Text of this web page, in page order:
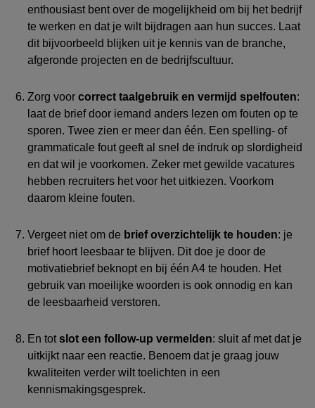
enthousiast bent over de mogelijkheid om bij het bedrijf
te werken en dat je wiltbijdragen aan hun succes. Laat
ditbijvoorbeeld blijken uit je kennis van de branche,
afgeronde projecten en de bedrijfscultuur.
Zorg voor correct taalgebruik en vermijd spelfouten:
aat de briefdoor iemand anders lezen om fouten op te
sporen. Twee zien er meer dan één. Een spelling- of
grammaticale foutgeeftal snel de indruk op slordigheid
en dat wil je voorkomen. Zeker met gewilde vacatures
hebben recruiters het voor het uitkiezen. Voorkom
daarom kleine fouten.
Vergeet niet om de briefoverzichtelijk te houden: je
brief hoort leesbaar te blijven. Dit doe je door de
motivatiebrief beknopt en bij één A4 te houden. Het
gebruik van moeilijke woorden is ook onnodig en kan
de leesbaarheid verstoren.
En totslot een follow-up vermelden: sluit af metdat je
uitkijkt naar een reactie. Benoem dat je graag jouw
kwaliteiten verder wilt toelichten in een
kennismakingsgesprek.